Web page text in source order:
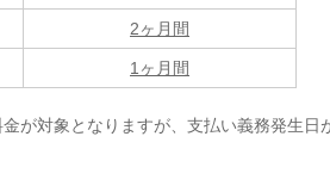
2ヶ月間
1ヶ月間
対象となりますが、支払い義務発生日